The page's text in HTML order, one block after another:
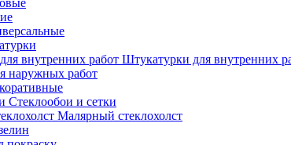
Штукатурки для внутренних
наружных работ
Стеклообои и сетки
Малярный стеклохолст